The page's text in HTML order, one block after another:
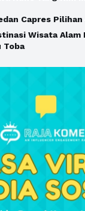
Capres Pilihan
Wisata Alam
Toba